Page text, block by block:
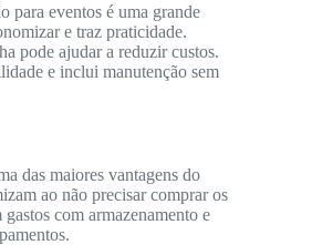
para eventos é uma grande
e traz praticidade.
pode ajudar a reduzir custos.
e inclui manutenção sem
das maiores vantagens do
ao não precisar comprar os
com armazenamento e